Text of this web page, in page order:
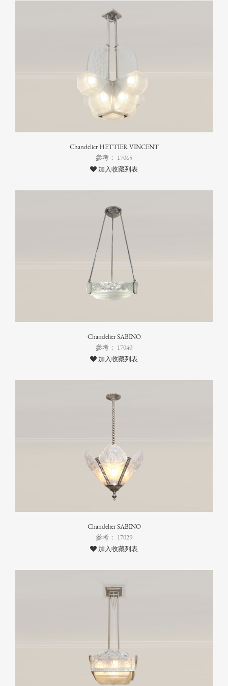
Chandelier HETTIER VINCENT
參考： 17065
加入收藏列表
Chandelier SABINO
參考： 17040
加入收藏列表
Chandelier SABINO
參考： 17029
加入收藏列表